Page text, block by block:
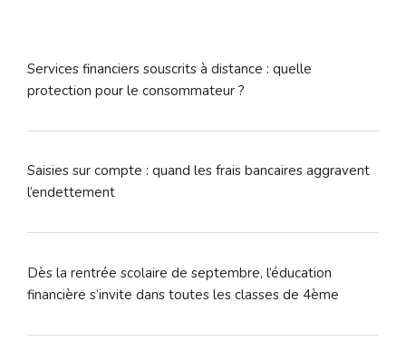
Services financiers souscrits à distance : quelle
protection pour le consommateur ?
Saisies sur compte : quand les frais bancaires aggravent
l’endettement
Dès la rentrée scolaire de septembre, l’éducation
financière s’invite dans toutes les classes de 4ème